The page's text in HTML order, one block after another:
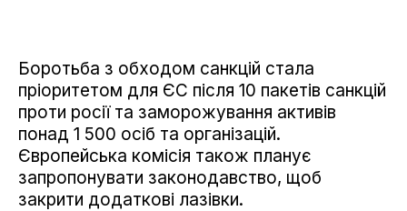
Боротьба з обходом санкцій стала
пріоритетом для ЄС після 10 пакетів санкцій
проти росії та заморожування активів
понад 1 500 осіб та організацій.
Європейська комісія також планує
запропонувати законодавство, щоб
закрити додаткові лазівки.